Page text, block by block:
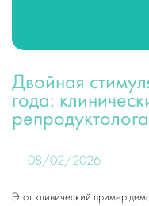
Двойная
года:
репродуктолога
08/02/2026
Этот клинический пример